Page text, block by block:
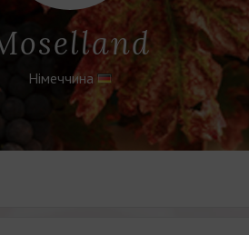
Німеччина